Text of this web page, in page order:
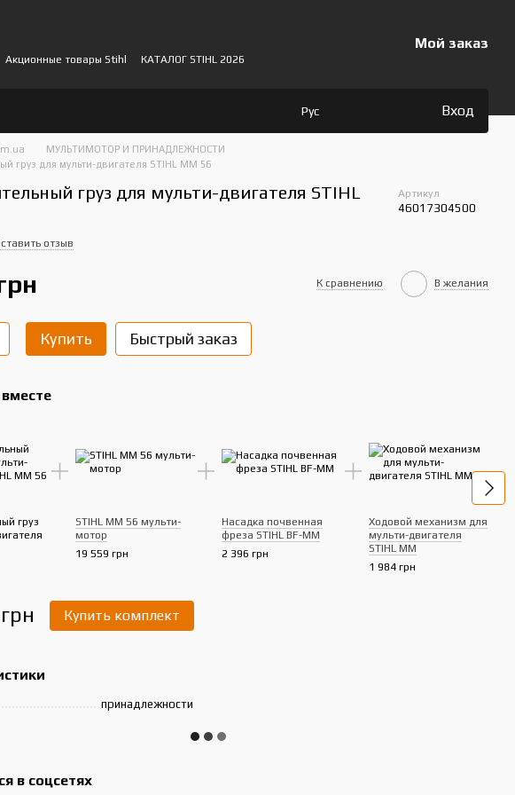
Акционные товары Stihl
КАТАЛОГ STIHL 2026
Мой заказ
Рус Вход
МУЛЬТИМОТОР И ПРИНАДЛЕЖНОСТИ
груз для мульти-двигателя STIHL MM 56
груз для мульти-двигателя STIHL
Артикул
46017304500
отзыв
К сравнению В желания
Купить Быстрый заказ
груз
STIHL MM 56 мульти-
мотор
19 559 грн
Насадка почвенная
фреза STIHL BF-MM
2 396 грн
Ходовой механизм для
мульти-двигателя
STIHL MM
1 984 грн
Купить комплект
принадлежности
в соцсетях